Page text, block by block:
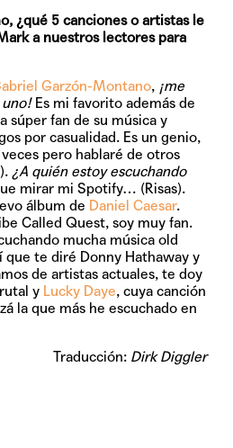
¿qué 5 canciones o artistas le
a nuestros lectores para
Garzón-Montano, ¡me
uno!Es mi favorito además de
súper fan de su música y
por casualidad. Es un genio,
pero hablaré de otros
¿A quién estoy escuchando
mirar mi Spotify… (Risas).
álbum de Daniel Caesar.
Called Quest, soy muy fan.
mucha música old
que te diré Donny Hathaway y
de artistas actuales, te doy
y Lucky Daye, cuya canción
la que más he escuchado en
Traducción: Dirk Diggler